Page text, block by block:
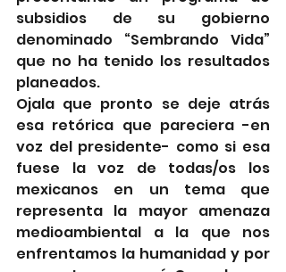
subsidios de su gobierno
denominado “Sembrando Vida”
que no ha tenido los resultados
planeados.
Ojala que pronto se deje atrás
esa retórica que pareciera -en
voz del presidente- como si esa
fuese la voz de todas/os los
mexicanos en un tema que
representa la mayor amenaza
medioambiental a la que nos
enfrentamos la humanidad y por